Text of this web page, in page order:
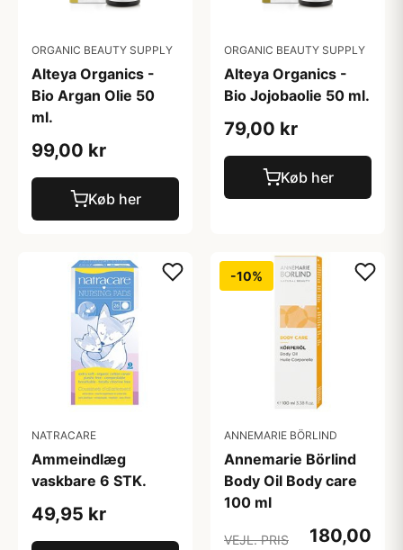
ORGANIC BEAUTY SUPPLY
Alteya Organics -
Bio Argan Olie 50
ml.
99,00 kr
Køb her
ORGANIC BEAUTY SUPPLY
Alteya Organics -
Bio Jojobaolie 50 ml.
79,00 kr
Køb her
NATRACARE
Ammeindlæg
vaskbare 6 STK.
49,95 kr
-10%
ANNEMARIE BÖRLIND
Annemarie Börlind
Body Oil Body care
100 ml
VEJL. PRIS
180,00